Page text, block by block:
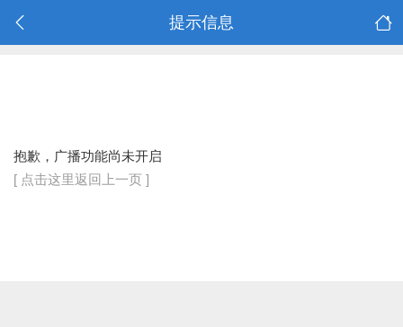
提示信息
抱歉，广播功能尚未开启
[ 点击这里返回上一页 ]